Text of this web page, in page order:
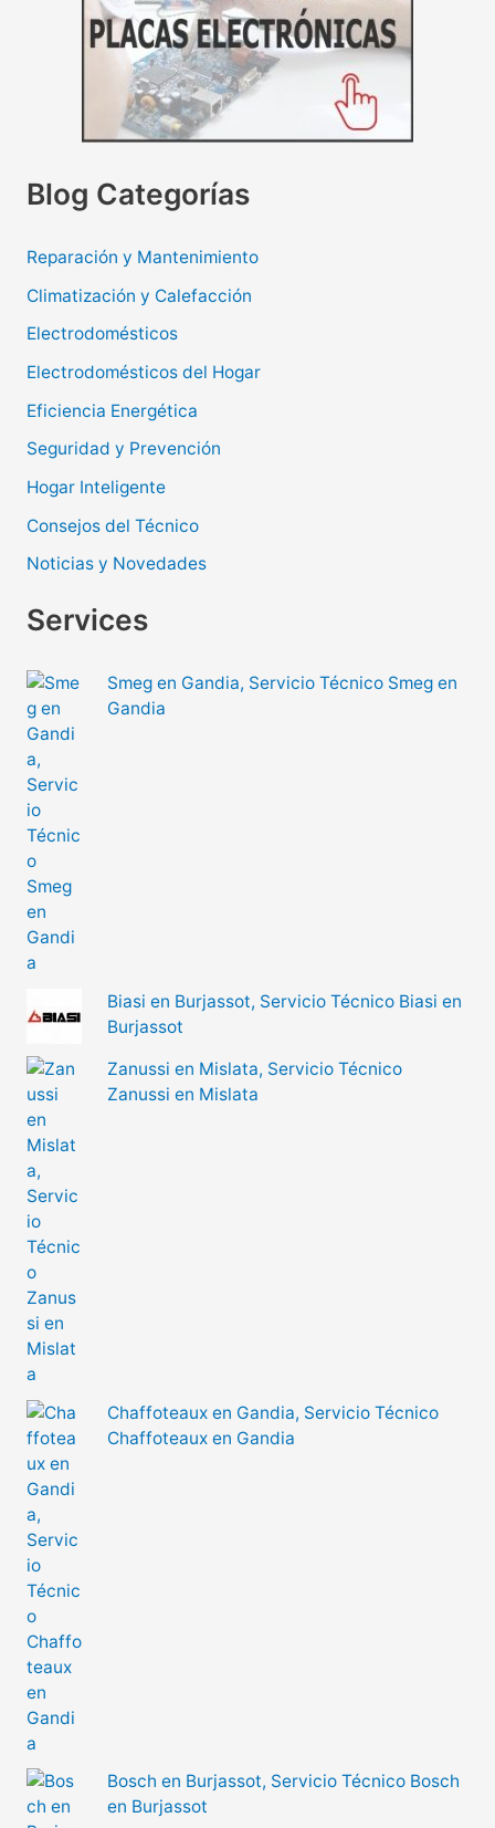
Blog Categorías
Reparación y Mantenimiento
Climatización y Calefacción
Electrodomésticos
Electrodomésticos del Hogar
Eficiencia Energética
Seguridad y Prevención
Hogar Inteligente
Consejos del Técnico
Noticias y Novedades
Services
Smeg en Gandia, Servicio Técnico Smeg en
Gandia
Biasi en Burjassot, Servicio Técnico Biasi en
Burjassot
Zanussi en Mislata, Servicio Técnico
Zanussi en Mislata
Chaffoteaux en Gandia, Servicio Técnico
Chaffoteaux en Gandia
Bosch en Burjassot, Servicio Técnico Bosch
en Burjassot